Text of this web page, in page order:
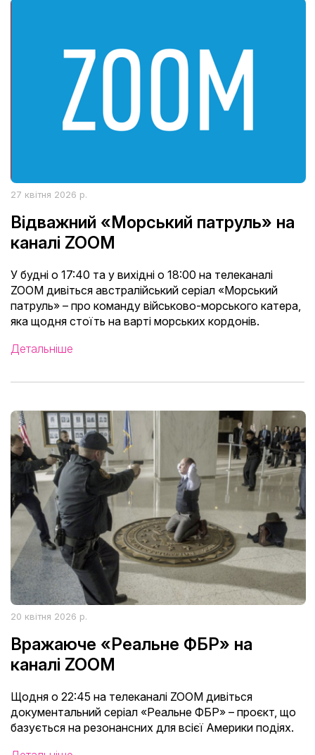
27 квітня 2026 р.
Відважний «Морський патруль» на
каналі ZOOM
У будні о 17:40 та у вихідні о 18:00 на телеканалі
ZOOM дивіться австралійський серіал «Морський
патруль» – про команду військово-морського катера,
яка щодня стоїть на варті морських кордонів.
Детальніше
20 квітня 2026 р.
Вражаюче «Реальне ФБР» на
каналі ZOOM
Щодня о 22:45 на телеканалі ZOOM дивіться
документальний серіал «Реальне ФБР» – проєкт, що
базується на резонансних для всієї Америки подіях.